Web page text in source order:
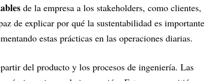
de la empresa a los stakeholders, como clientes,
de explicar por qué la sustentabilidad es importante
estas prácticas en las operaciones diarias.
del producto y los procesos de ingeniería. Las